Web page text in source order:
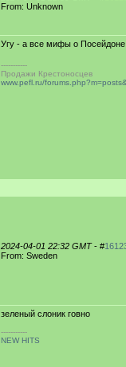
From: Unknown
Угу - а все мифы о
-----------
Продажи Крестоносцев
www.pefl.ru/
2024-04-01 22:32 GMT- #
From: Sweden
зеленый слоник говно
-----------
NEW HITS